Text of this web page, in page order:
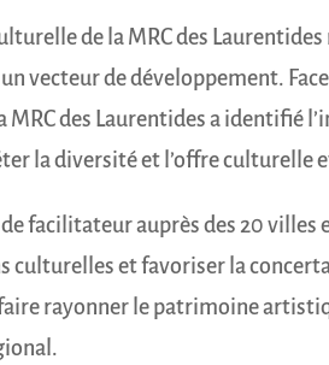
de la MRC des
vecteur de développement.
des Laurentides a identifié
la diversité et l’offre culturelle
de facilitateur auprès des 20
culturelles et favoriser la
rayonner le patrimoine